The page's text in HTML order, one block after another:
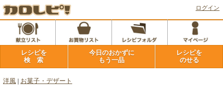
ログイン
レシピを
検 索
今日のおかずに
もう一品
レシピを
のせる
洋風 お菓子・デザート